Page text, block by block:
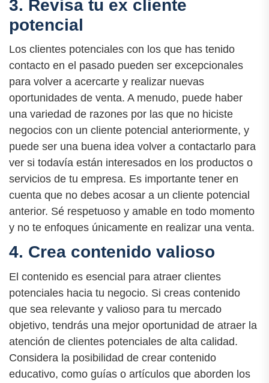
3. Revisa tu ex cliente
potencial
Los clientes potenciales con los que has tenido
contacto en el pasado pueden ser excepcionales
para volver a acercarte y realizar nuevas
oportunidades de venta. A menudo, puede haber
una variedad de razones por las que no hiciste
negocios con un cliente potencial anteriormente, y
puede ser una buena idea volver a contactarlo para
ver si todavía están interesados en los productos o
servicios de tu empresa. Es importante tener en
cuenta que no debes acosar a un cliente potencial
anterior. Sé respetuoso y amable en todo momento
y no te enfoques únicamente en realizar una venta.
4. Crea contenido valioso
El contenido es esencial para atraer clientes
potenciales hacia tu negocio. Si creas contenido
que sea relevante y valioso para tu mercado
objetivo, tendrás una mejor oportunidad de atraer la
atención de clientes potenciales de alta calidad.
Considera la posibilidad de crear contenido
educativo, como guías o artículos que aborden los